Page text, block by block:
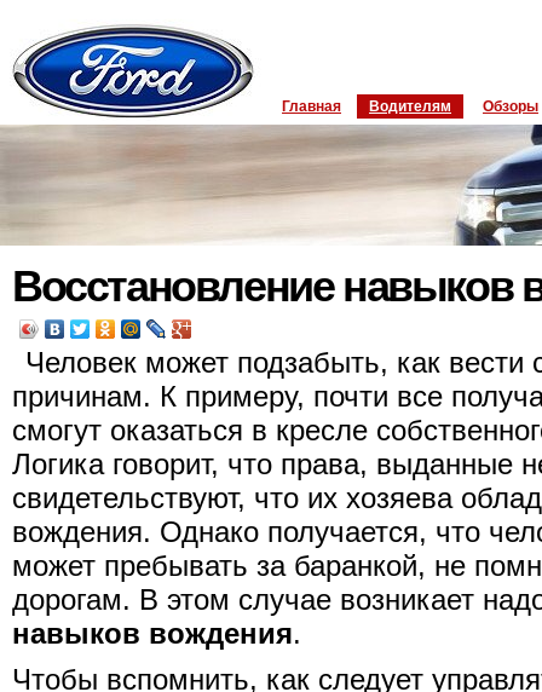
Главная Водителям Обзоры
Восстановление навыков
Человек может подзабыть, как вести
причинам. К примеру, почти все
смогут оказаться в кресле
Логика говорит, что права, выданные
свидетельствуют, что их хозяева
вождения. Однако получается, что
может пребывать за баранкой, не
дорогам. В этом случае возникает
навыков вождения.
Чтобы вспомнить, как следует